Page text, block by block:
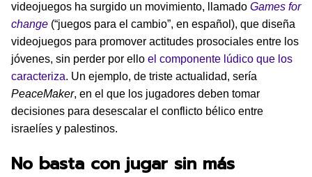
videojuegos ha surgido un movimiento, llamado Games for
change (“juegos para el cambio”, en español), que diseña
videojuegos para promover actitudes prosociales entre los
jóvenes, sin perder por ello el componente lúdico que los
caracteriza. Un ejemplo, de triste actualidad, sería
PeaceMaker, en el que los jugadores deben tomar
decisiones para desescalar el conflicto bélico entre
israelíes y palestinos.
No basta con jugar sin más